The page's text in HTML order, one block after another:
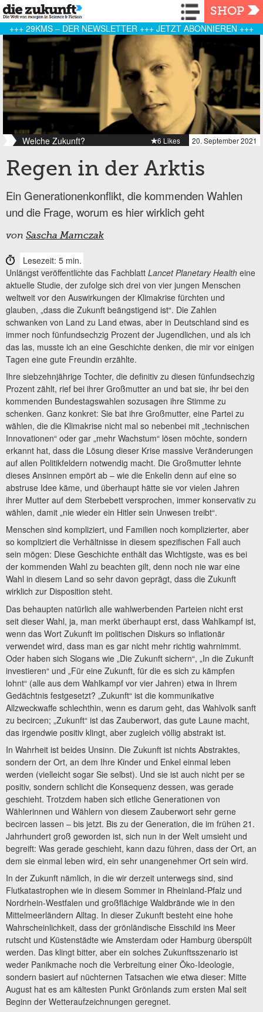
Navigation
SHOP
+++ 29KMS – DER NEWSLETTER +++ JETZT ABONNIEREN +++
Welche Zukunft? 20. September 2021
6 Likes
Regen in der Arktis
Ein Generationenkonflikt, die kommenden Wahlen
und die Frage, worum es hier wirklich geht
von Sascha Mamczak
Lesezeit: 5 min.
Unlängst veröffentlichte das Fachblatt Lancet Planetary Health eine
aktuelle Studie, der zufolge sich drei von vier jungen Menschen
weltweit vor den Auswirkungen der Klimakrise fürchten und
glauben, „dass die Zukunft beängstigend ist“. Die Zahlen
schwanken von Land zu Land etwas, aber in Deutschland sind es
immer noch fünfundsechzig Prozent der Jugendlichen, und als ich
das las, musste ich an eine Geschichte denken, die mir vor einigen
Tagen eine gute Freundin erzählte.
Ihre siebzehnjährige Tochter, die definitiv zu diesen fünfundsechzig
Prozent zählt, rief bei ihrer Großmutter an und bat sie, ihr bei den
kommenden Bundestagswahlen sozusagen ihre Stimme zu
schenken. Ganz konkret: Sie bat ihre Großmutter, eine Partei zu
wählen, die die Klimakrise nicht mal so nebenbei mit „technischen
Innovationen“ oder gar „mehr Wachstum“ lösen möchte, sondern
erkannt hat, dass die Lösung dieser Krise massive Veränderungen
auf allen Politikfeldern notwendig macht. Die Großmutter lehnte
dieses Ansinnen empört ab – wie die Enkelin denn auf eine so
abstruse Idee käme, und überhaupt hätte sie vor vielen Jahren
ihrer Mutter auf dem Sterbebett versprochen, immer konservativ zu
wählen, damit „nie wieder ein Hitler sein Unwesen treibt“.
Menschen sind kompliziert, und Familien noch komplizierter, aber
so kompliziert die Verhältnisse in diesem spezifischen Fall auch
sein mögen: Diese Geschichte enthält das Wichtigste, was es bei
der kommenden Wahl zu beachten gilt, denn noch nie war eine
Wahl in diesem Land so sehr davon geprägt, dass die Zukunft
wirklich zur Disposition steht.
Das behaupten natürlich alle wahlwerbenden Parteien nicht erst
seit dieser Wahl, ja, man merkt überhaupt erst, dass Wahlkampf ist,
wenn das Wort Zukunft im politischen Diskurs so inflationär
verwendet wird, dass man es gar nicht mehr richtig wahrnimmt.
Oder haben sich Slogans wie „Die Zukunft sichern“, „In die Zukunft
investieren“ und „Für eine Zukunft, für die es sich zu kämpfen
lohnt“ (alle aus dem Wahlkampf vor vier Jahren) etwa in Ihrem
Gedächtnis festgesetzt? „Zukunft“ ist die kommunikative
Allzweckwaffe schlechthin, wenn es darum geht, das Wahlvolk sanft
zu becircen; „Zukunft“ ist das Zauberwort, das gute Laune macht,
das irgendwie positiv klingt, aber zugleich völlig abstrakt ist.
In Wahrheit ist beides Unsinn. Die Zukunft ist nichts Abstraktes,
sondern der Ort, an dem Ihre Kinder und Enkel einmal leben
werden (vielleicht sogar Sie selbst). Und sie ist auch nicht per se
positiv, sondern schlicht die Konsequenz dessen, was gerade
geschieht. Trotzdem haben sich etliche Generationen von
Wählerinnen und Wählern von diesem Zauberwort sehr gerne
becircen lassen – bis jetzt. Bis zu der Generation, die im frühen 21.
Jahrhundert groß geworden ist, sich nun in der Welt umsieht und
begreift: Was gerade geschieht, kann dazu führen, dass der Ort, an
dem sie einmal leben wird, ein sehr unangenehmer Ort sein wird.
In der Zukunft nämlich, in die wir derzeit unterwegs sind, sind
Flutkatastrophen wie in diesem Sommer in Rheinland-Pfalz und
Nordrhein-Westfalen und großflächige Waldbrände wie in den
Mittelmeerländern Alltag. In dieser Zukunft besteht eine hohe
Wahrscheinlichkeit, dass der grönländische Eisschild ins Meer
rutscht und Küstenstädte wie Amsterdam oder Hamburg überspült
werden. Das klingt bitter, aber ein solches Zukunftsszenario ist
weder Panikmache noch die Verbreitung einer Öko-Ideologie,
sondern basiert auf nüchternen Tatsachen wie etwa dieser: Mitte
August hat es am kältesten Punkt Grönlands zum ersten Mal seit
Beginn der Wetteraufzeichnungen geregnet.